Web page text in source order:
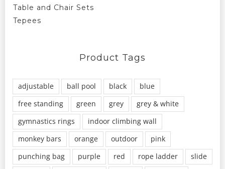
Table and Chair Sets
Tepees
Product Tags
adjustable ball pool black
blue
free standing
green grey
grey & white
gymnastics rings
indoor climbing wall
monkey bars
orange outdoor
pink
punching bag
purple red rope ladder
slide